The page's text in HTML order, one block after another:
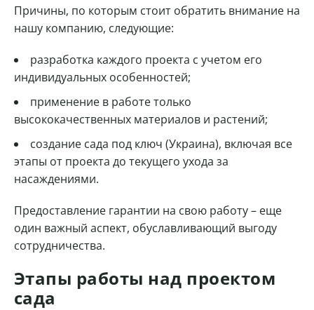
Причины, по которым стоит обратить внимание на
нашу компанию, следующие:
разработка каждого проекта с учетом его
индивидуальных особенностей;
применение в работе только
высококачественных материалов и растений;
создание сада под ключ (Украина), включая все
этапы от проекта до текущего ухода за
насаждениями.
Предоставление гарантии на свою работу – еще
один важный аспект, обуславливающий выгоду
сотрудничества.
Этапы работы над проектом
сада